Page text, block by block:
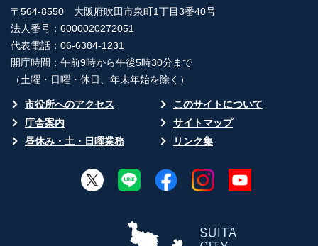
〒564-8550 大阪府吹田市泉町1丁目3番40号
法人番号：6000020272051
代表電話：06-6384-1231
開庁時間：午前9時から午後5時30分まで
（土曜・日曜・休日、年末年始を除く）
市役所へのアクセス
このサイトについて
庁舎案内
サイトマップ
昼休み・土・日曜業務
リンク集